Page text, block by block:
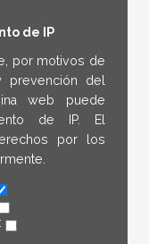
de IP
por motivos de
del
web puede
de IP. El
por los